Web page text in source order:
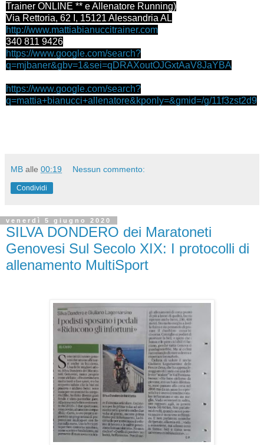
Trainer ONLINE ** e Allenatore Running)
Via Rettoria, 62 I, 15121 Alessandria AL
http://www.mattiabianuccitrainer.com
340 811 9426
https://www.google.com/search?
q=mjbaner&gbv=1&sei=qDRAXoutOJGxtAaV8JaYBA
https://www.google.com/search?
q=mattia+bianucci+allenatore&kponly=&gmid=/g/11f3zst2d9
MB alle 00:19 Nessun commento:
Condividi
venerdì 5 giugno 2020
SILVA DONDERO dei Maratoneti
Genovesi Sul Secolo XIX: I protocolli di
allenamento MultiSport